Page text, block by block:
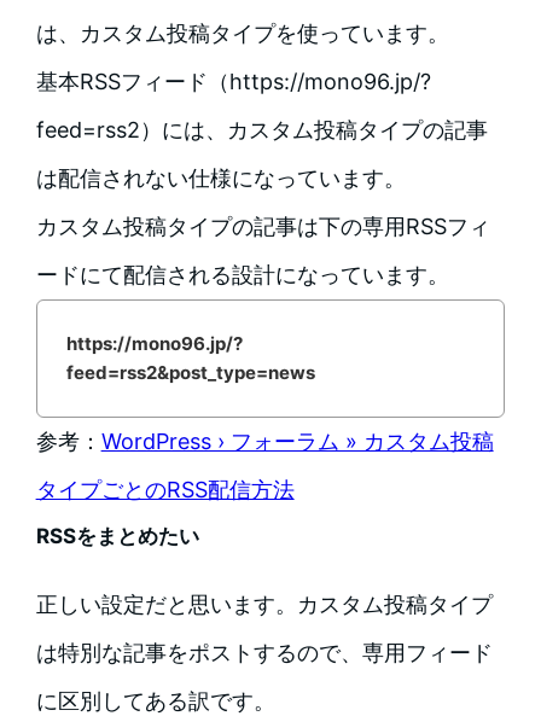
は、カスタム投稿タイプを使っています。
基本RSSフィード（https://mono96.jp/?
feed=rss2）には、カスタム投稿タイプの記事
は配信されない仕様になっています。
カスタム投稿タイプの記事は下の専用RSSフィ
ードにて配信される設計になっています。
https://mono96.jp/?
feed=rss2&post_type=news
参考： WordPress › フォーラム » カスタム投稿
タイプごとのRSS配信方法
RSSをまとめたい
正しい設定だと思います。カスタム投稿タイプ
は特別な記事をポストするので、専用フィード
に区別してある訳です。